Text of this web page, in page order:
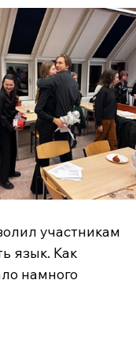
участникам
язык. Как
намного